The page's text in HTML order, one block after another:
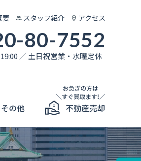
要 スタッフ紹介 アクセス
80-7552
／ 土日祝営業・水曜定休